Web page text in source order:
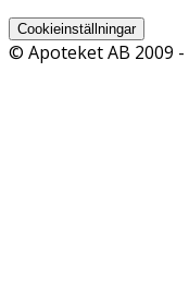
Cookieinställningar
© Apoteket AB 2009 -